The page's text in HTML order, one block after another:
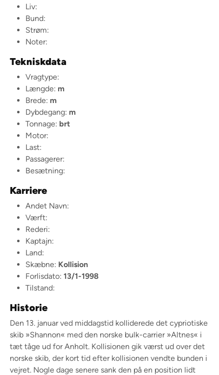
Liv:
Bund:
Strøm:
Noter:
Tekniskdata
Vragtype:
Længde: m
Brede: m
Dybdegang: m
Tonnage: brt
Motor:
Last:
Passagerer:
Besætning:
Karriere
Andet Navn:
Værft:
Rederi:
Kaptajn:
Land:
Skæbne: Kollision
Forlisdato: 13/1-1998
Tilstand:
Historie
Den 13. januar ved middagstid kolliderede det cypriotiske
skib »Shannon« med den norske bulk-carrier »Altnes« i
tæt tåge ud for Anholt. Kollisionen gik værst ud over det
norske skib, der kort tid efter kollisionen vendte bunden i
vejret. Nogle dage senere sank den på en position lidt